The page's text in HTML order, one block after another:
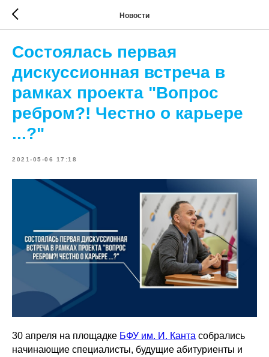
Новости
Состоялась первая
дискуссионная встреча в
рамках проекта "Вопрос
ребром?! Честно о карьере
...?"
2021-05-06 17:18
30 апреля на площадке БФУ им. И. Канта собрались
начинающие специалисты, будущие абитуриенты и